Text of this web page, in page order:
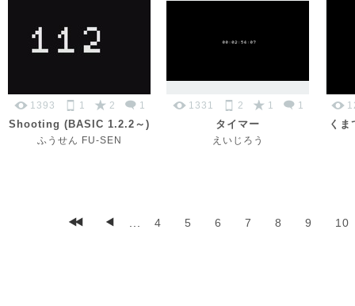
1393 1 2 1
Shooting (BASIC 1.2.2～)
ふうせん FU-SEN
1331 2 1 1
タイマー
えいじろう
く
4 5 6 7 8 9 10